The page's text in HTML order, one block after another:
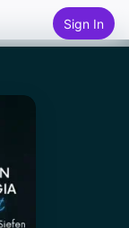
Sign In